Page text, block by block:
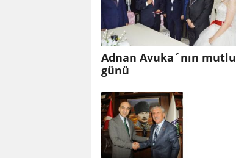
Adnan Avuka´nın mutlu
günü